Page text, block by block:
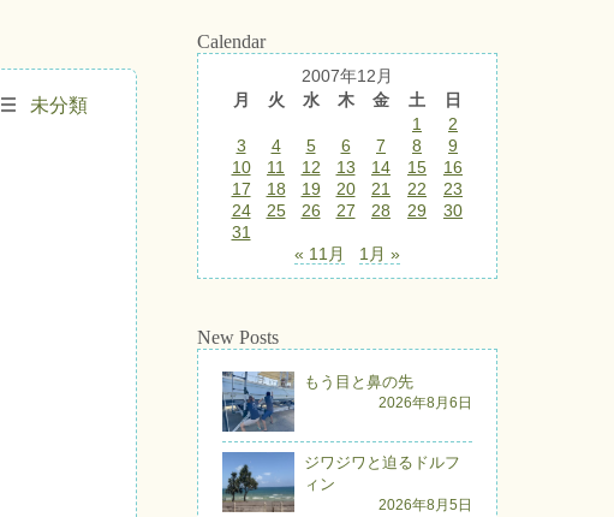
未分類
Calendar
2007年12月
月
火 水 木 金 土
日
1
2
3
4 5 6 7 8
9
10
11 12 13 14 15
16
17
18 19 20 21 22
23
24
25 26 27 28 29
30
31
« 11月
1月 »
New Posts
もう目と鼻の先
2026年8月6日
ジワジワと迫るドルフ
ィン
2026年8月5日